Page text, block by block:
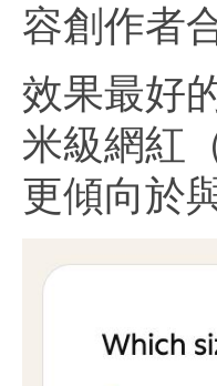
容創作者
效果最好
米級網紅
更傾向於